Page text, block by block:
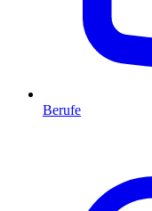
Berufe